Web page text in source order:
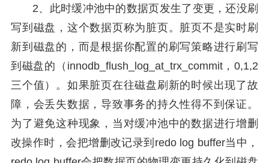
2、此时缓冲池中的数据页发生了变更，还没刷
写到磁盘，这个数据页称为脏页。脏页不是实时刷
新到磁盘的，而是根据你配置的刷写策略进行刷写
到磁盘的（innodb_flush_log_at_trx_commit，0,1,2
三个值）。如果脏页在往磁盘刷新的时候出现了故
障，会丢失数据，导致事务的持久性得不到保证。
为了避免这种现象，当对缓冲池中的数据进行增删
改操作时，会把增删改记录到redo log buffer当中，